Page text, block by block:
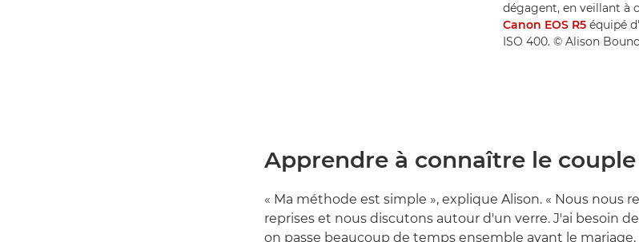
dégagent, en veillant à
Canon EOS R5équipé
ISO 400. © Alison
Apprendre à connaître le
« Ma méthode est simple », explique Alison. « Nous nous
reprises et nous discutons autour d'un verre. J'ai besoin
on passe beaucoup de temps ensemble avant le